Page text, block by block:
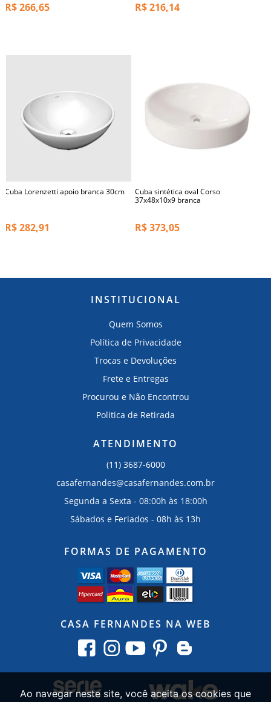
R$266,65 R$216,14
Cuba Lorenzetti apoio branca 30cm
R$282,91
Cuba sintética oval Corso
37x48x10x9 branca
R$373,05
INSTITUCIONAL
Quem Somos
Política de Privacidade
Trocas e Devoluções
Frete e Entregas
Procurou e Não Encontrou
Politica de Retirada
ATENDIMENTO
(11) 3687-6000
casafernandes@casafernandes.com.br
Segunda a Sexta - 08:00h às 18:00h
Sábados e Feriados - 08h às 13h
FORMAS DE PAGAMENTO
CASA FERNANDES NA WEB
Ao navegar neste site, você aceita os cookies que